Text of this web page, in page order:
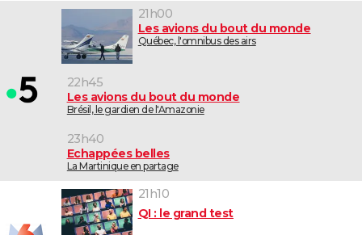
21h00
Les avions du bout du monde
Québec, l'omnibus des airs
22h45
Les avions du bout du monde
Brésil, le gardien de l'Amazonie
23h40
Echappées belles
La Martinique en partage
21h10
QI : le grand test